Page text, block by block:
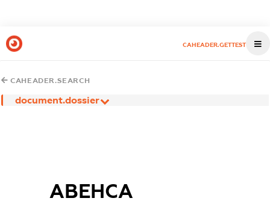
CAHEADER.GETTEST
CAHEADER.SEARCH
document.dossier
АВЕНСА